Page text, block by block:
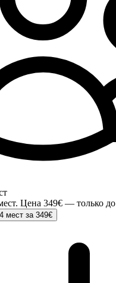
Цена 349€ — только до
мест за 349€